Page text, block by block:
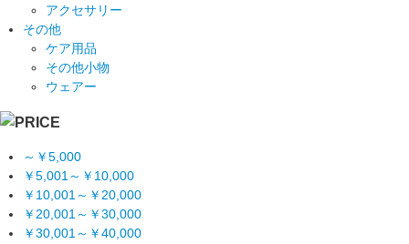
アクセサリー
その他
ケア用品
その他小物
ウェアー
～￥5,000
￥5,001～￥10,000
￥10,001～￥20,000
￥20,001～￥30,000
￥30,001～￥40,000